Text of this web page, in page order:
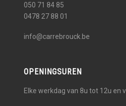
050 71 84 85
0478 27 88 01
info@carrebrouck.be
OPENINGSUREN
Elke werkdag van 8u tot 12u en